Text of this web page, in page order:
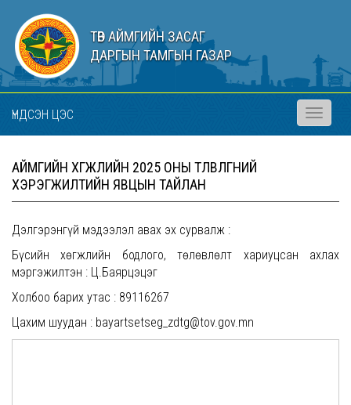
ТӨВ АЙМГИЙН ЗАСАГ
ДАРГЫН ТАМГЫН ГАЗАР
ҮНДСЭН ЦЭС
Toggle
АЙМГИЙН ХӨГЖЛИЙН 2025 ОНЫ ТӨЛӨВЛӨГӨӨНИЙ
ХЭРЭГЖИЛТИЙН ЯВЦЫН ТАЙЛАН
Дэлгэрэнгүй мэдээлэл авах эх сурвалж :
Бүсийн хөгжлийн бодлого, төлөвлөлт хариуцсан ахлах
мэргэжилтэн : Ц.Баярцэцэг
Холбоо барих утас : 89116267
Цахим шуудан : bayartsetseg_zdtg@tov.gov.mn